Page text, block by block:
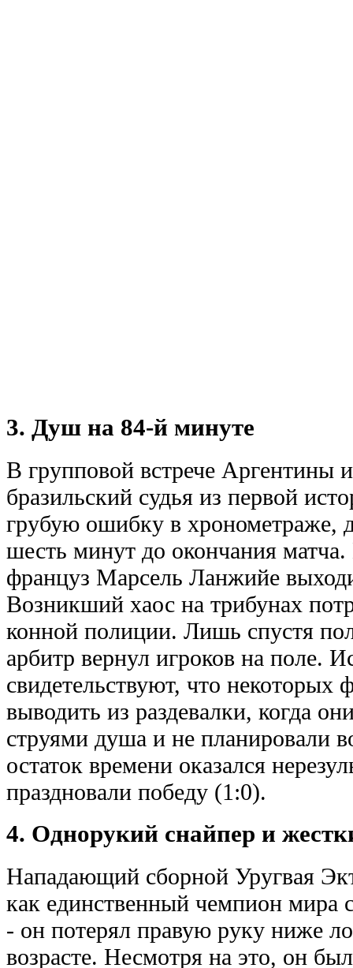
3. Душ на 84-й минуте
В групповой встрече Аргентины
бразильский судья из первой
грубую ошибку в хронометраже,
шесть минут до окончания
француз Марсель Ланжийе
Возникший хаос на трибунах
конной полиции. Лишь спустя
арбитр вернул игроков на поле.
свидетельствуют, что некоторых
выводить из раздевалки, когда
струями душа и не планировали
остаток времени оказался
праздновали победу (1:0).
4. Однорукий снайпер и
Нападающий сборной Уругвая
как единственный чемпион мира
- он потерял правую руку ниже
возрасте. Несмотря на это, он